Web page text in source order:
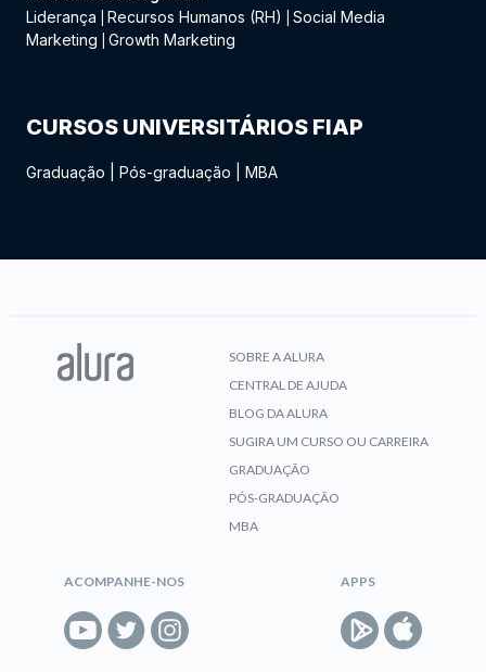
Liderança
Recursos Humanos (RH)
Social Media
Marketing
Growth Marketing
CURSOS UNIVERSITÁRIOS FIAP
Graduação Pós-graduação MBA
SOBRE A ALURA
CENTRAL DE AJUDA
BLOG DA ALURA
SUGIRA UM CURSO OU CARREIRA
GRADUAÇÃO
PÓS-GRADUAÇÃO
MBA
ACOMPANHE-NOS APPS